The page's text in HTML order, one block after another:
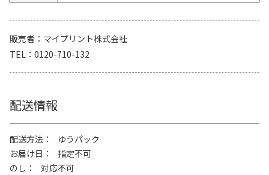
販売者
マイプリント株式会社
TEL
0120-710-132
配送情報
配送方法
ゆうパック
お届け日
指定不可
のし
対応不可